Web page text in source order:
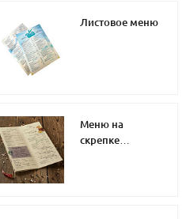
Листовое меню
Меню на
скрепке